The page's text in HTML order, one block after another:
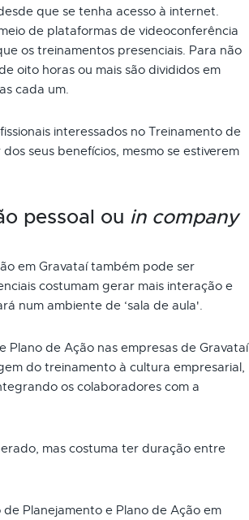
que se tenha acesso à internet.
de plataformas de videoconferência
os treinamentos presenciais. Para não
oito horas ou mais são divididos em
cada um.
interessados no Treinamento de
seus benefícios, mesmo se estiverem
pessoal ou in company
em Gravataí também pode ser
costumam gerar mais interação e
num ambiente de ‘sala de aula'.
Plano de Ação nas empresas de Gravataí
do treinamento à cultura empresarial,
os colaboradores com a
mas costuma ter duração entre
Planejamento e Plano de Ação em